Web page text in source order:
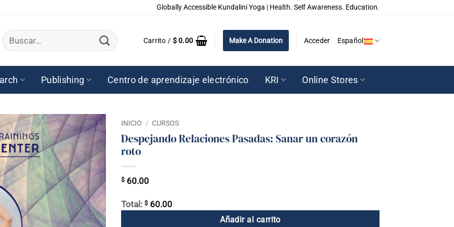
Globally Accessible Kundalini Yoga | Health. Self Awareness. Education.
Buscar
por:
Carrito / $0.00 Make A Donation Acceder Español
Publishing Centro de aprendizaje electrónico KRI Online Stores
INICIO / CURSOS
Despejando Relaciones Pasadas: Sanar un corazón
roto
$ 60.00
Total: $ 60.00
Añadir al carrito